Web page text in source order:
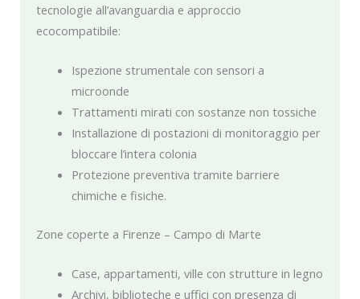
tecnologie all’avanguardia e approccio
ecocompatibile:
Ispezione strumentale con sensori a
microonde
Trattamenti mirati con sostanze non tossiche
Installazione di postazioni di monitoraggio per
bloccare l’intera colonia
Protezione preventiva tramite barriere
chimiche e fisiche.
Zone coperte a Firenze – Campo di Marte
Case, appartamenti, ville con strutture in legno
Archivi, biblioteche e uffici con presenza di